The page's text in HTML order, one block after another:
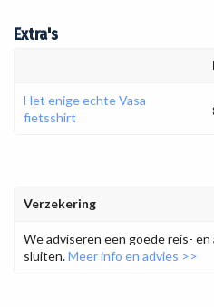
Extra's
Het enige echte Vasa
fietsshirt
Verzekering
We adviseren een goede reis-
sluiten.Meer info en advies >>